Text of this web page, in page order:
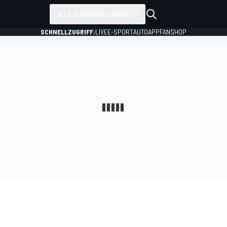
SCHNELLZUGRIFF:LIVEE-SPORTAUTOAPPFANSHOP